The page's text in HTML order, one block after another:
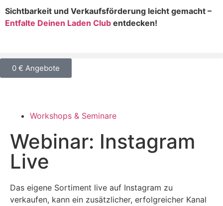
Sichtbarkeit und Verkaufsförderung leicht gemacht –
Entfalte Deinen Laden Club entdecken!
0 € Angebote
Workshops & Seminare
Webinar: Instagram
Live
Das eigene Sortiment live auf Instagram zu
verkaufen, kann ein zusätzlicher, erfolgreicher Kanal